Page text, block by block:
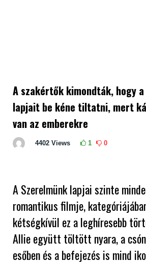
A szakértők kimondták, hogy
lapjait be kéne tiltatni, mert
van az emberekre
4402 Views 1 0
A Szerelmünk lapjai szinte
romantikus filmje,
kétségkívül ez a leghíresebb
Allie együtt töltött nyara, a
esőben és a befejezés is mind